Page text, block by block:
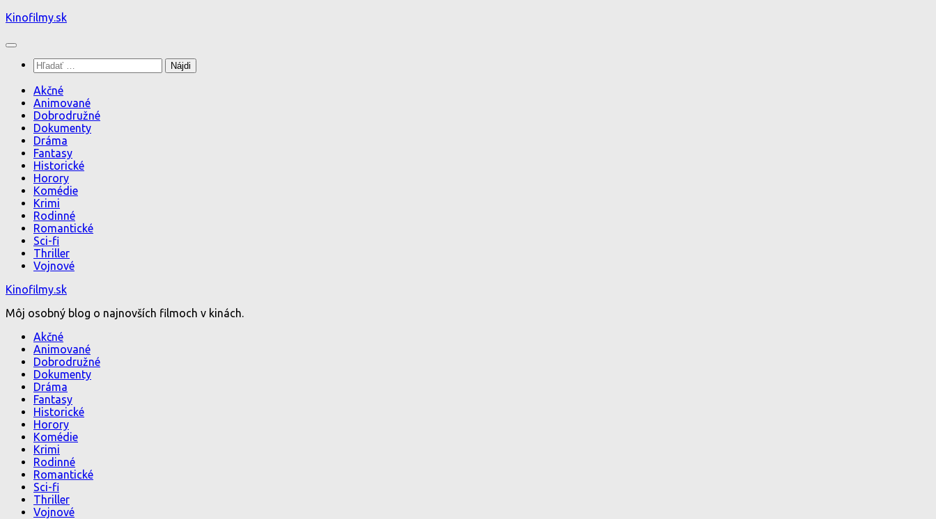
Preskočiť
obsah
Kinofilmy.sk
Hľadať:
Akčné
Animované
Dobrodružné
Dokumenty
Dráma
Fantasy
Historické
Horory
Komédie
Krimi
Rodinné
Romantické
Sci-fi
Thriller
Vojnové
Kinofilmy.sk
Môj osobný blog o najnovších filmoch v kinách.
Akčné
Animované
Dobrodružné
Dokumenty
Dráma
Fantasy
Historické
Horory
Komédie
Krimi
Rodinné
Romantické
Sci-fi
Thriller
Vojnové